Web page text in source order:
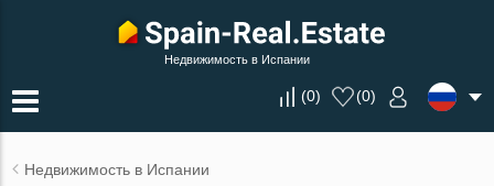
Недвижимость в Испании
(0) (0)
Недвижимость в Испании